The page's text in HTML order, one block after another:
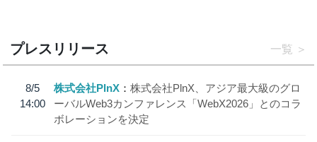
プレスリリース 一覧
8/5
14:00
株式会社PlnX
株式会社PlnX、アジア最大級のグロ
ーバルWeb3カンファレンス「WebX2026」とのコラ
ボレーションを決定